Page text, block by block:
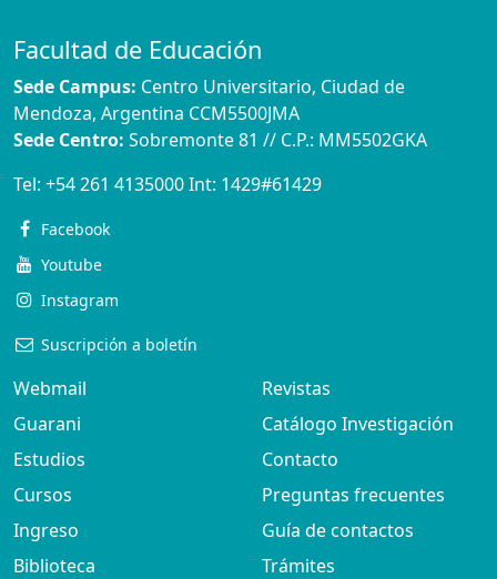
Facultad de Educación
Sede Campus: Centro Universitario, Ciudad de
Mendoza, Argentina CCM5500JMA
Sede Centro: Sobremonte 81 // C.P.: MM5502GKA
Tel: +54 261 4135000Int: 1429#61429
Facebook
Youtube
Instagram
Suscripción a boletín
Webmail
Guarani
Estudios
Cursos
Ingreso
Biblioteca
Revistas
Catálogo Investigación
Contacto
Preguntas frecuentes
Guía de contactos
Trámites